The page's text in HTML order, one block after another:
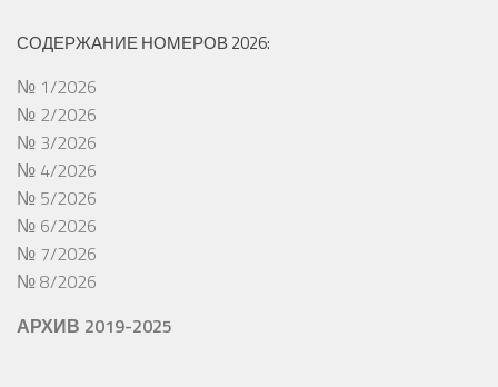
СОДЕРЖАНИЕ НОМЕРОВ 2026:
№ 1/2026
№ 2/2026
№ 3/2026
№ 4/2026
№ 5/2026
№ 6/2026
№ 7/2026
№ 8/2026
АРХИВ 2019-2025